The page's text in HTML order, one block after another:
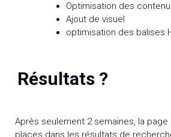
Optimisation des
Ajout de visuel
optimisation des balises
Résultats ?
Après seulement 2 semaines, la page
places dans les résultats de